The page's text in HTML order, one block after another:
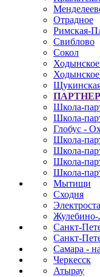
Отрадное
Римская-
Свиблово
Сокол
Школа-
Школа-
Глобус -
Школа-
Школа-
Школа-
Школа-
Мытищи
Сходня
Санкт-
Санкт-
Самара -
Черкесск
Атырау